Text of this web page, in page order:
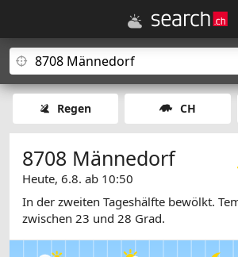
Regen CH
8708 Männedorf
Heute, 6.8. ab 10:50
In der zweiten Tageshälfte bewölkt.
zwischen 23 und 28 Grad.